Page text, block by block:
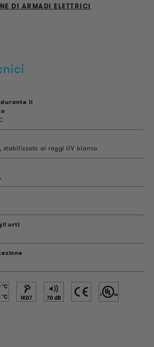
DI ARMADI ELETTRICI
il
ai raggi UV bianco
urti